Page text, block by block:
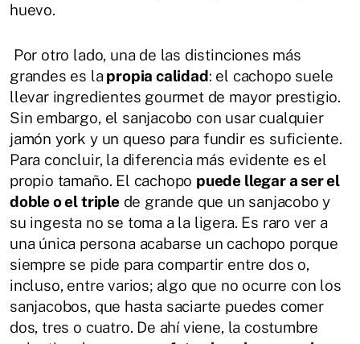
huevo.
Por otro lado, una de las distinciones más
grandes es la propia calidad: el cachopo suele
llevar ingredientes gourmet de mayor prestigio.
Sin embargo, el sanjacobo con usar cualquier
jamón york y un queso para fundir es suficiente.
Para concluir, la diferencia más evidente es el
propio tamaño. El cachopo puede llegar a ser el
doble o el triplede grande que un sanjacobo y
su ingesta no se toma a la ligera. Es raro ver a
una única persona acabarse un cachopo porque
siempre se pide para compartir entre dos o,
incluso, entre varios; algo que no ocurre con los
sanjacobos, que hasta saciarte puedes comer
dos, tres o cuatro. De ahí viene, la costumbre